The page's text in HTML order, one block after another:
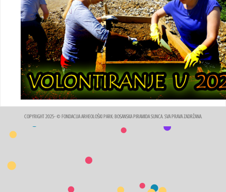
COPYRIGHT 2025- © FONDACIJA ARHEOLOŠKI PARK: BOSANSKA PIRAMIDA SUNCA. SVA PRAVA ZADRŽANA.